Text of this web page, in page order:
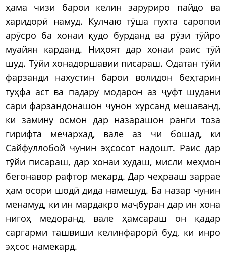
ҳама чизи барои келин заруриро пайдо ва
харидорӣ намуд. Кулчаю тӯша пухта саропои
арӯсро ба хонаи қудо бурданд ва рӯзи тӯйро
муайян карданд. Ниҳоят дар хонаи раис тӯй
шуд. Тӯйи хонадоршавии писараш. Одатан тӯйи
фарзанди нахустин барои волидон беҳтарин
туҳфа аст ва падару модарон аз ҷуфт шудани
сари фарзандонашон чунон хурсанд мешаванд,
ки замину осмон дар назарашон ранги тоза
гирифта мечархад, вале аз чи бошад, ки
Сайфуллобой чунин эҳсосот надошт. Раис дар
тӯйи писараш, дар хонаи худаш, мисли меҳмон
бегонавор рафтор мекард. Дар чеҳрааш заррае
ҳам осори шодӣ дида намешуд. Ба назар чунин
менамуд, ки ин мардакро маҷбуран дар ин хона
нигоҳ медоранд, вале ҳамсараш он қадар
саргарми ташвиши келинфарорӣ буд, ки инро
эҳсос намекард.